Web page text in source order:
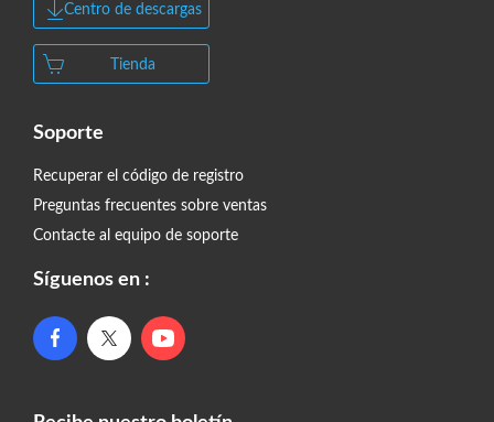
Centro de descargas
Tienda
Soporte
Recuperar el código de registro
Preguntas frecuentes sobre ventas
Contacte al equipo de soporte
Síguenos en :